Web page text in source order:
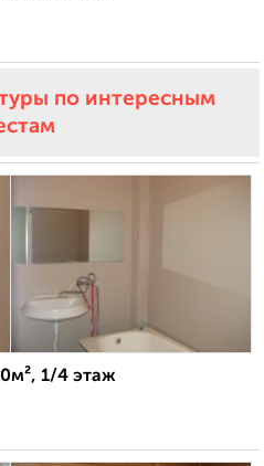
по интересным
1/4 этаж